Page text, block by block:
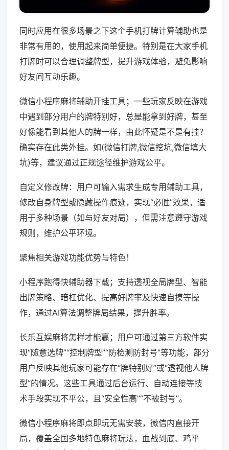
同时应用在很多场景之下这个手机打牌计算辅助也是
非常有用的，使用起来简单便捷。特别是在大家手机
打牌时可以合理调整牌型，提升游戏体验，避免影响
好友间互动乐趣。
微信小程序麻将辅助开挂工具；一些玩家反映在游戏
中遇到部分用户的牌特别好，总是能拿到好牌，甚至
好像能看到其他人的牌一样，由此怀疑是不是有挂？
确实存在此类外挂。如(微信打牌,微信挖坑,微信填大
坑)等，建议通过正规途径维护游戏公平。
自定义修改牌：用户可输入需求生成专用辅助工具，
修改自身牌型或隐藏操作痕迹，实现“必胜”效果，适
用于多种场景（如与好友对局），但需注意遵守游戏
规则，维护公平环境。
聚焦相关游戏功能优势与特色！
小程序跑得快辅助器下载；支持透视全局牌型、智能
出牌策略、暗杠优化、提高好牌率及快速自摸等操
作，通过AI算法调整牌局结果，提升胜率。
长乐互娱麻将怎样才能赢；用户可通过第三方软件实
现“随意选牌”“控制牌型”“防检测防封号”等功能，部分
用户反映其他玩家可能存在“牌特别好”或“透视他人牌
型”的情况。这些工具通过后台运行、自动连接等技
术手段实现不平公，且“安全性高”“不被封号”。
微信小程序麻将即点即玩无需安装，微信内直接开
局，覆盖全国多地特色麻将玩法，血战到底、鸡平